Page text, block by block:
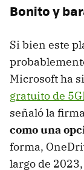
Bonito y
Si bien este
Microsoft ha
gratuito de
señaló la
como una
forma,
largo de